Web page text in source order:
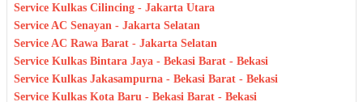
Service Kulkas Cilincing - Jakarta Utara
Service AC Senayan - Jakarta Selatan
Service AC Rawa Barat - Jakarta Selatan
Service Kulkas Bintara Jaya - Bekasi Barat - Bekasi
Service Kulkas Jakasampurna - Bekasi Barat - Bekasi
Service Kulkas Kota Baru - Bekasi Barat - Bekasi